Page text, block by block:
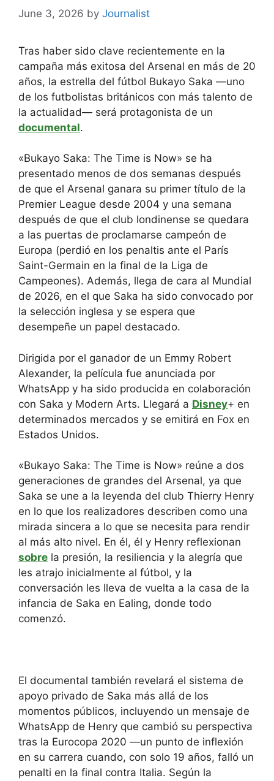
June 3, 2026 by Journalist
Tras haber sido clave recientemente en la
campaña más exitosa del Arsenal en más de 20
años, la estrella del fútbol Bukayo Saka —uno
de los futbolistas británicos con más talento de
la actualidad— será protagonista de un
documental.
«Bukayo Saka: The Time is Now» se ha
presentado menos de dos semanas después
de que el Arsenal ganara su primer título de la
Premier League desde 2004 y una semana
después de que el club londinense se quedara
a las puertas de proclamarse campeón de
Europa (perdió en los penaltis ante el París
Saint-Germain en la final de la Liga de
Campeones). Además, llega de cara al Mundial
de 2026, en el que Saka ha sido convocado por
la selección inglesa y se espera que
desempeñe un papel destacado.
Dirigida por el ganador de un Emmy Robert
Alexander, la película fue anunciada por
WhatsApp y ha sido producida en colaboración
con Saka y Modern Arts. Llegará a Disney+ en
determinados mercados y se emitirá en Fox en
Estados Unidos.
«Bukayo Saka: The Time is Now» reúne a dos
generaciones de grandes del Arsenal, ya que
Saka se une a la leyenda del club Thierry Henry
en lo que los realizadores describen como una
mirada sincera a lo que se necesita para rendir
al más alto nivel. En él, él y Henry reflexionan
sobre la presión, la resiliencia y la alegría que
les atrajo inicialmente al fútbol, y la
conversación les lleva de vuelta a la casa de la
infancia de Saka en Ealing, donde todo
comenzó.
El documental también revelará el sistema de
apoyo privado de Saka más allá de los
momentos públicos, incluyendo un mensaje de
WhatsApp de Henry que cambió su perspectiva
tras la Eurocopa 2020 —un punto de inflexión
en su carrera cuando, con solo 19 años, falló un
penalti en la final contra Italia. Según la